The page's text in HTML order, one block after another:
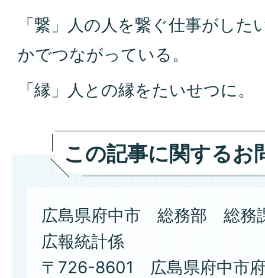
「繋」人の人を繋ぐ仕事がし
かでつながっている。
「縁」人との縁をたいせつに。
この記事に関するお
広島県府中市 総務部 総務
広報統計係
〒726-8601 広島県府中市